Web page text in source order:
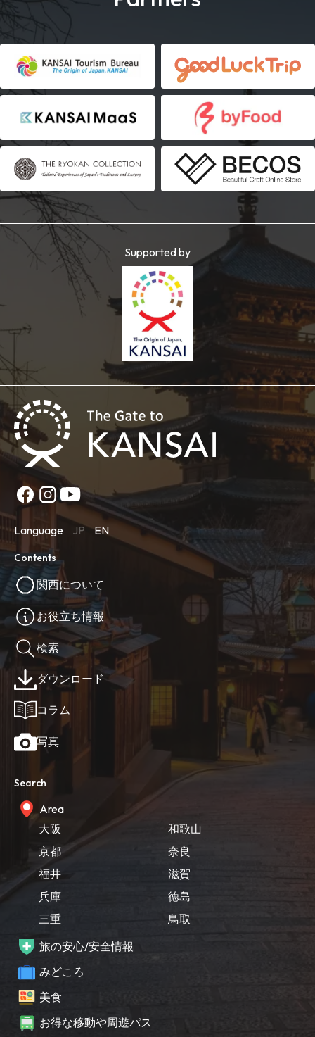
Supported by
Language JP EN
Contents
関西について
お役立ち情報
検索
ダウンロード
コラム
写真
Search
Area
大阪
京都
福井
兵庫
三重
和歌山
奈良
滋賀
徳島
鳥取
旅の安心/安全情報
みどころ
美食
お得な移動や周遊パス